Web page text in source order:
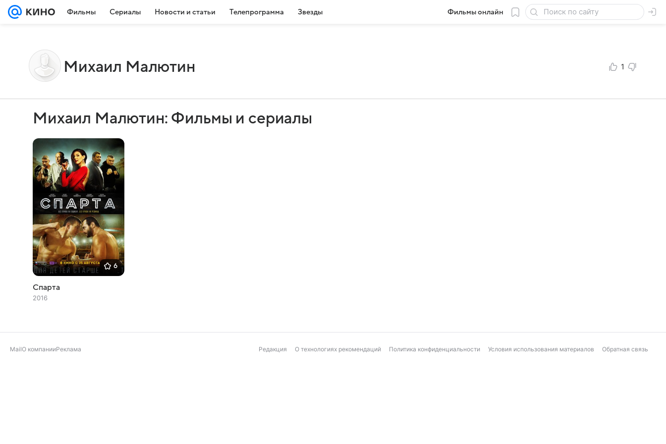
Фильмы Сериалы Новости и статьи Телепрограмма Звезды Фильмы онлайн
Михаил Малютин 1
Михаил Малютин: Фильмы и сериалы
6
Спарта
2016
MailО компанииРеклама Редакция О технологиях рекомендаций Политика конфиденциальности Условия использования материалов Обратная связь